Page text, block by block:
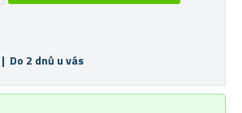
| Do 2 dnů u vás